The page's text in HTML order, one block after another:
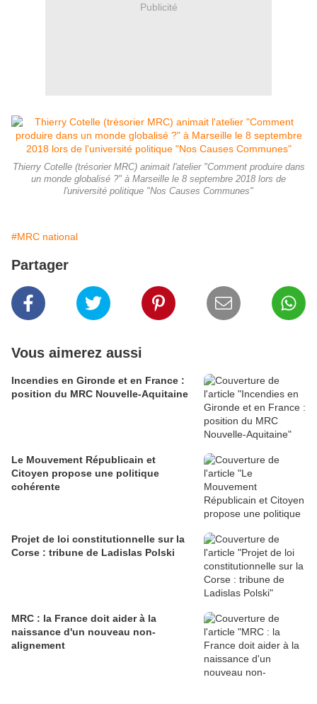
Publicité
Thierry Cotelle (trésorier MRC) animait l'atelier "Comment produire dans
un monde globalisé ?" à Marseille le 8 septembre 2018 lors de
l'université politique "Nos Causes Communes"
#MRC national
Partager
Vous aimerez aussi
Incendies en Gironde et en France :
position du MRC Nouvelle-Aquitaine
Le Mouvement Républicain et
Citoyen propose une politique
cohérente
Projet de loi constitutionnelle sur la
Corse : tribune de Ladislas Polski
MRC : la France doit aider à la
naissance d'un nouveau non-
alignement